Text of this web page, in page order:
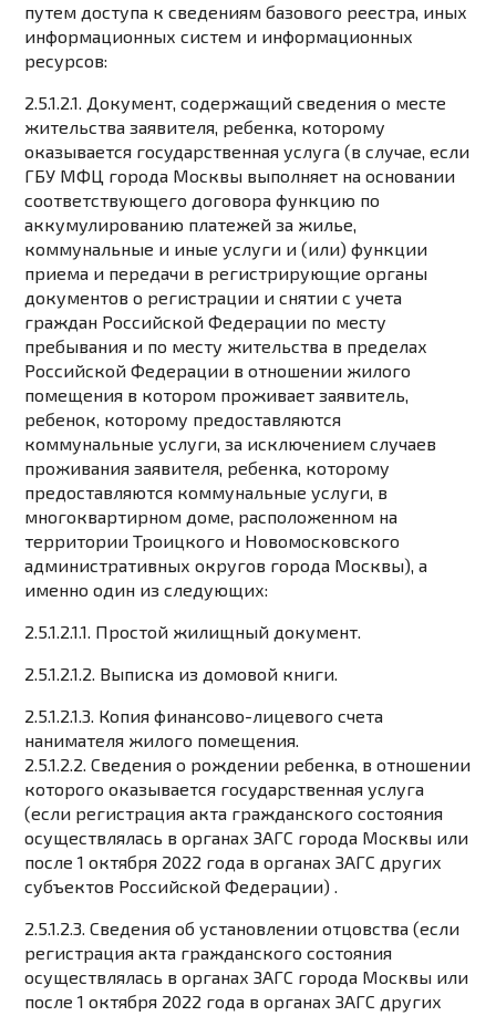
путем доступа к сведениям базового реестра, иных
информационных систем и информационных
ресурсов:
2.5.1.2.1. Документ, содержащий сведения о месте
жительства заявителя, ребенка, которому
оказывается государственная услуга (в случае, если
ГБУ МФЦ города Москвы выполняет на основании
соответствующего договора функцию по
аккумулированию платежей за жилье,
коммунальные и иные услуги и (или) функции
приема и передачи в регистрирующие органы
документов о регистрации и снятии с учета
граждан Российской Федерации по месту
пребывания и по месту жительства в пределах
Российской Федерации в отношении жилого
помещения в котором проживает заявитель,
ребенок, которому предоставляются
коммунальные услуги, за исключением случаев
проживания заявителя, ребенка, которому
предоставляются коммунальные услуги, в
многоквартирном доме, расположенном на
территории Троицкого и Новомосковского
административных округов города Москвы), а
именно один из следующих:
2.5.1.2.1.1. Простой жилищный документ.
2.5.1.2.1.2. Выписка из домовой книги.
2.5.1.2.1.3. Копия финансово-лицевого счета
нанимателя жилого помещения.
2.5.1.2.2. Сведения о рождении ребенка, в отношении
которого оказывается государственная услуга
(если регистрация акта гражданского состояния
осуществлялась в органах ЗАГС города Москвы или
после 1 октября 2022 года в органах ЗАГС других
субъектов Российской Федерации) .
2.5.1.2.3. Сведения об установлении отцовства (если
регистрация акта гражданского состояния
осуществлялась в органах ЗАГС города Москвы или
после 1 октября 2022 года в органах ЗАГС других